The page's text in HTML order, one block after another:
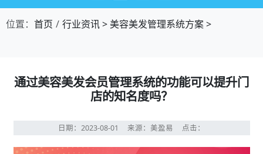
位置： 首页 行业资讯>美容美发管理系统方案>
通过美容美发会员管理系统的功能可以提升门
店的知名度吗？
日期：2023-08-01 来源：美盈易 点击：